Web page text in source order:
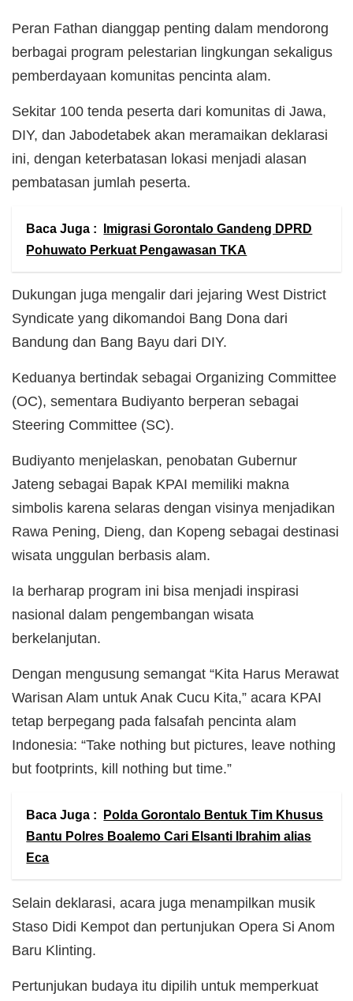
Peran Fathan dianggap penting dalam mendorong
berbagai program pelestarian lingkungan sekaligus
pemberdayaan komunitas pencinta alam.
Sekitar 100 tenda peserta dari komunitas di Jawa,
DIY, dan Jabodetabek akan meramaikan deklarasi
ini, dengan keterbatasan lokasi menjadi alasan
pembatasan jumlah peserta.
Baca Juga :
Imigrasi Gorontalo Gandeng DPRD
Pohuwato Perkuat Pengawasan TKA
Dukungan juga mengalir dari jejaring West District
Syndicate yang dikomandoi Bang Dona dari
Bandung dan Bang Bayu dari DIY.
Keduanya bertindak sebagai Organizing Committee
(OC), sementara Budiyanto berperan sebagai
Steering Committee (SC).
Budiyanto menjelaskan, penobatan Gubernur
Jateng sebagai Bapak KPAI memiliki makna
simbolis karena selaras dengan visinya menjadikan
Rawa Pening, Dieng, dan Kopeng sebagai destinasi
wisata unggulan berbasis alam.
Ia berharap program ini bisa menjadi inspirasi
nasional dalam pengembangan wisata
berkelanjutan.
Dengan mengusung semangat “Kita Harus Merawat
Warisan Alam untuk Anak Cucu Kita,” acara KPAI
tetap berpegang pada falsafah pencinta alam
Indonesia: “Take nothing but pictures, leave nothing
but footprints, kill nothing but time.”
Baca Juga :
Polda Gorontalo Bentuk Tim Khusus
Bantu Polres Boalemo Cari Elsanti Ibrahim alias
Eca
Selain deklarasi, acara juga menampilkan musik
Staso Didi Kempot dan pertunjukan Opera Si Anom
Baru Klinting.
Pertunjukan budaya itu dipilih untuk memperkuat